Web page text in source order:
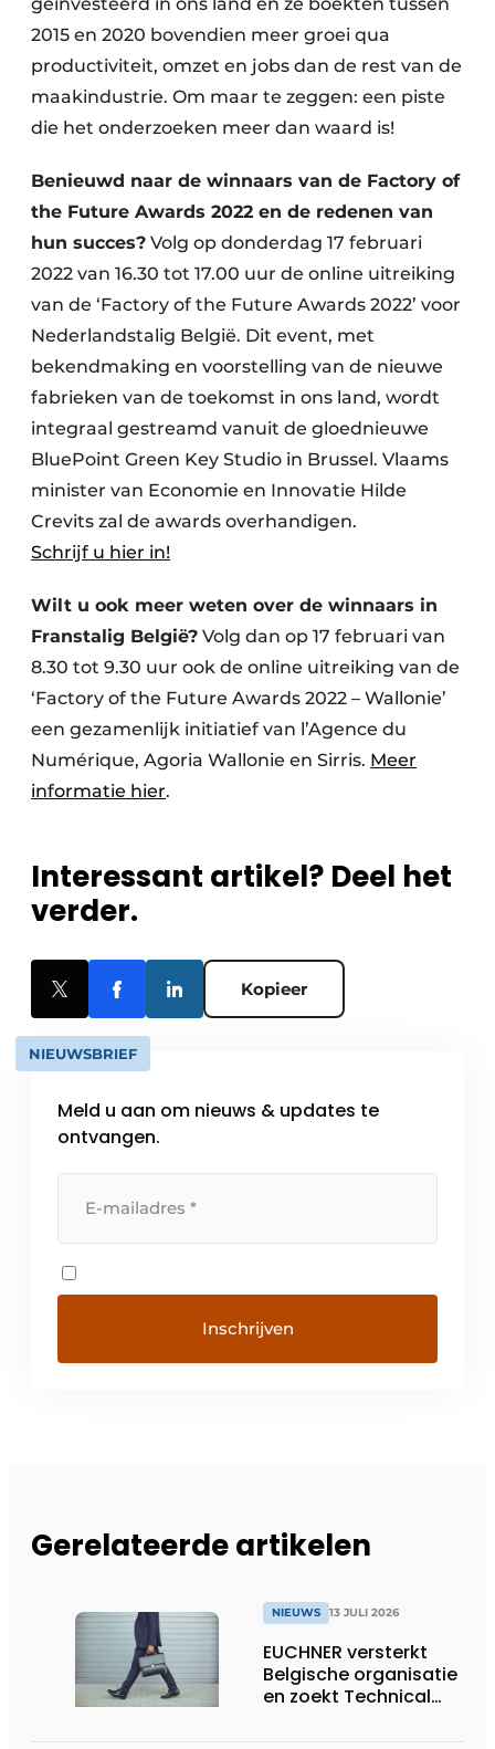
2015 en 2020 bovendien meer groei qua
productiviteit, omzet en jobs dan de rest van de
maakindustrie. Om maar te zeggen: een piste
die het onderzoeken meer dan waard is!
Benieuwd naar de winnaars van de Factory of
the Future Awards 2022 en de redenen van
hun succes? Volg op donderdag 17 februari
2022 van 16.30 tot 17.00 uur de online uitreiking
van de ‘Factory of the Future Awards 2022’ voor
Nederlandstalig België. Dit event, met
bekendmaking en voorstelling van de nieuwe
fabrieken van de toekomst in ons land, wordt
integraal gestreamd vanuit de gloednieuwe
BluePoint Green Key Studio in Brussel. Vlaams
minister van Economie en Innovatie Hilde
Crevits zal de awards overhandigen.
Schrijf u hier in!
Wilt u ook meer weten over de winnaars in
Franstalig België? Volg dan op 17 februari van
8.30 tot 9.30 uur ook de online uitreiking van de
‘Factory of the Future Awards 2022 – Wallonie’
een gezamenlijk initiatief van l’Agence du
Numérique, Agoria Wallonie en Sirris. Meer
informatie hier.
Interessant artikel? Deel het
verder.
Kopieer
NIEUWSBRIEF
Meld u aan om nieuws & updates te
ontvangen.
Gerelateerde artikelen
NIEUWS 13 JULI 2026
EUCHNER versterkt
Belgische organisatie
en zoekt Technical